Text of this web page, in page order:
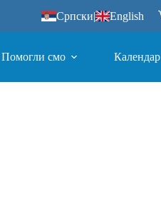
Српски| English
Помогли смо Календар